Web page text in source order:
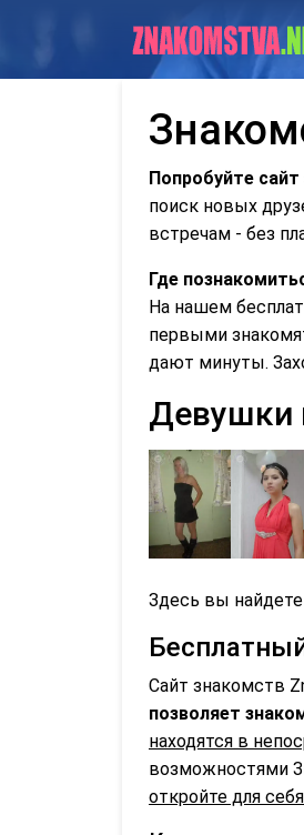
Попробуйте сайт
поиск новых
встречам - без
Где
На нашем
первыми
дают минуты.
Девушки
Здесь вы
Сайт знакомств
позволяет
находятся в
возможностями
откройте для